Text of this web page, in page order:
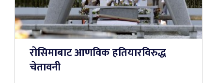
रोसिमाबाट आणविक हतियारविरुद्ध
चेतावनी